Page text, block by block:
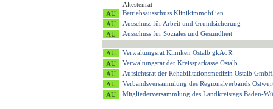
Ältestenrat
Betriebsausschuss Klinikimmobilien
Ausschuss für Arbeit und Grundsicherung
Ausschuss für Soziales und Gesundheit
Verwaltungsrat Kliniken Ostalb gkAöR
Verwaltungsrat der Kreissparkasse Ostalb
Aufsichtsrat der Rehabilitationsmedizin Ostalb GmbH
Verbandsversammlung des Regionalverbands
Mitgliederversammlung des Landkreistags Baden-